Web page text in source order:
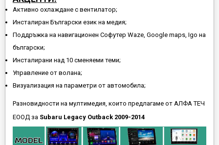
Активно охлаждане с вентилатор;
Инсталиран Български език на медия;
Поддръжка на навигационен Софутер Waze, Google maps, Igo на
български;
Инсталирани над 10 сменяеми теми;
Управление от волана;
Визуализация на параметри от автомобила;
Разновидности на мултимедия, които предлагаме от АЛФА ТЕЧ
ЕООД за Subaru Legacy Outback 2009-2014